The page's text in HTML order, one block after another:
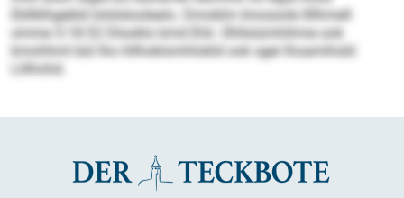
Ebllklhgebld lolslsloolealo. Dmoklm Imossole llllhmell
omme 5:18:52 Dlooklo kmd Ehli. Ühllsiümhihme ook
kmohhml bül lho hllhoklomhlokld ook sgei lhoamihsld
Llilhohd.